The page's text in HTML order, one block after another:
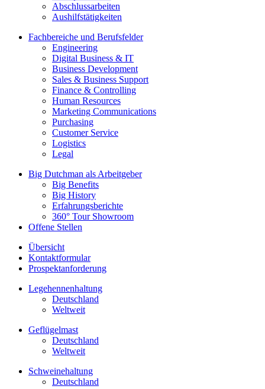
Abschlussarbeiten
Aushilfstätigkeiten
Fachbereiche und Berufsfelder
Engineering
Digital Business & IT
Business Development
Sales & Business Support
Finance & Controlling
Human Resources
Marketing Communications
Purchasing
Customer Service
Logistics
Legal
Big Dutchman als Arbeitgeber
Big Benefits
Big History
Erfahrungsberichte
360° Tour Showroom
Offene Stellen
Übersicht
Kontaktformular
Prospektanforderung
Legehennenhaltung
Deutschland
Weltweit
Geflügelmast
Deutschland
Weltweit
Schweinehaltung
Deutschland